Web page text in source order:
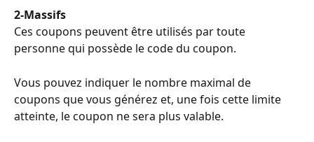
2-Massifs
Ces coupons peuvent être utilisés par toute
personne qui possède le code du coupon.
Vous pouvez indiquer le nombre maximal de
coupons que vous générez et, une fois cette limite
atteinte, le coupon ne sera plus valable.